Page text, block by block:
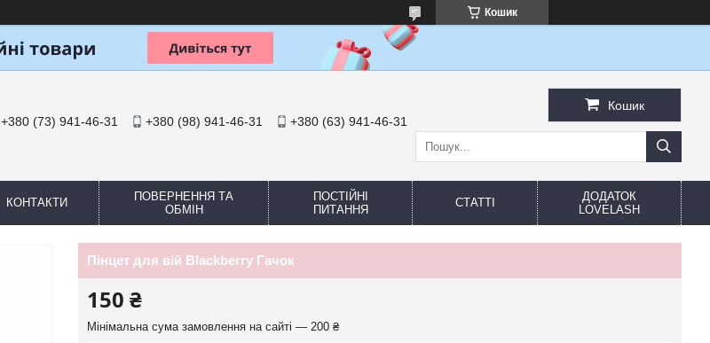
Кошик
+380 (73) 941-46-31 +380 (98) 941-46-31 +380 (63) 941-46-31
Кошик
КОНТАКТИ
ПОВЕРНЕННЯ ТА
ОБМІН
ПОСТІЙНІ
ПИТАННЯ
СТАТТІ
ДОДАТОК
LOVELASH
Пінцет для вій Blackberry Гачок
150 ₴
Мінімальна сума замовлення на сайті — 200 ₴